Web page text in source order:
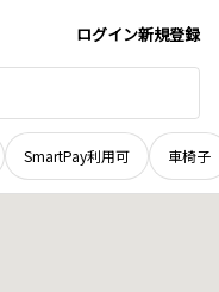
ログイン新規登録
SmartPay利用可 車椅子